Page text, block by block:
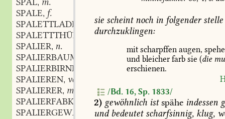
,
SPALE, f.
SPALETTLADEN
m.
SPALETTTHÜR
SPALIER, n.
SPALIERBAUM
SPALIERBIRNE
SPALIEREN, verb.
SPALIERER, m.
SPALIERFABKIK
SPALIERGEWÄCHS,n.
sie scheintnoch in folgenderstelle
durchzuklingen:
mit scharpffen augen,
und bleicher farb sie (die
erschienen.
/Bd. 16, Sp. 1833/
2) gewöhnlich istspähe indessen
undbedeutetscharfsinnig, klug,